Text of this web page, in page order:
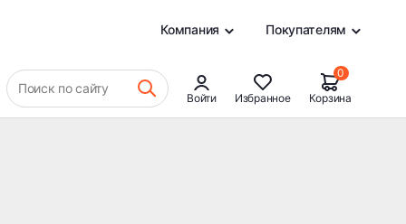
Компания Покупателям
Поиск по сайту
Войти Избранное
0
Корзина